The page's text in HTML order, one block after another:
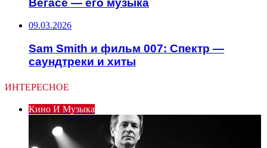
09.03.2026
Sam Smith и фильм 007: Спектр —
саундтреки и хиты
ИНТЕРЕСНОЕ
Кино И Музыка